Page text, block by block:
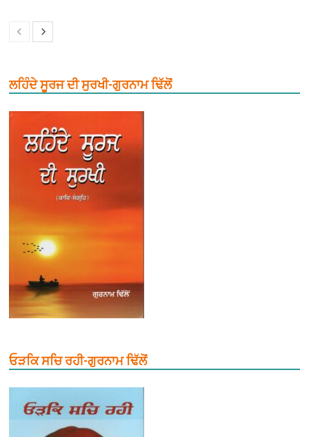
ਲਹਿੰਦੇ ਸੂਰਜ ਦੀ ਸੁਰਖੀ-ਗੁਰਨਾਮ ਢਿੱਲੋਂ
ਓੜਕਿ ਸਚਿ ਰਹੀ-ਗੁਰਨਾਮ ਢਿੱਲੋਂ